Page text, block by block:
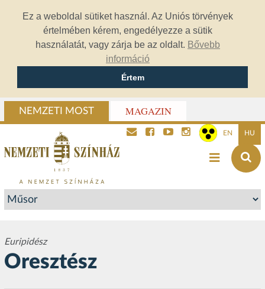
Ez a weboldal sütiket használ. Az Uniós törvények
értelmében kérem, engedélyezze a sütik
használatát, vagy zárja be az oldalt. Bővebb
információ
Értem
NEMZETI MOST MAGAZIN
EN HU
Euripidész
Oresztész